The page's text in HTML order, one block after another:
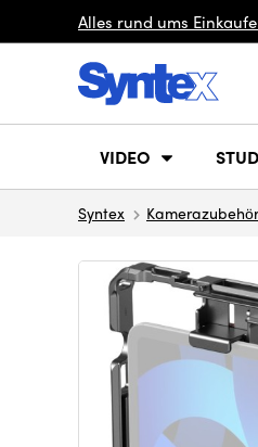
Alles rund ums
VIDEO
Syntex Kamerazubehör